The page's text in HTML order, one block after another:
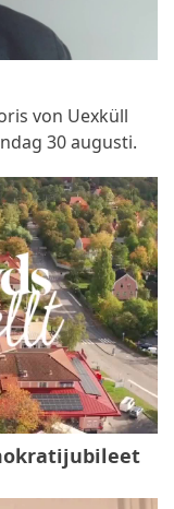
von Uexküll
30 augusti.